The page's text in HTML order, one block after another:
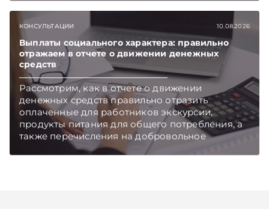
прежнему соответствует трем месяцам
импорта товаров и услуг, что отвечает
международному критерию достаточности
резервов, сообщает Евразийский банк
развития (ЕАБР) в своем еженедельном
макроэкономическом обзоре.
КОНСУЛЬТАЦИИ 10.08.2026
Выплаты социального характера: правильно
отражаем в отчете о движении денежных
средств
Рассмотрим, как в отчете о движении
денежных средств правильно отразить
оплаченные для работников экскурсии,
продукты питания для общего потребления, а
также перечисления на добровольное
медицинское страхование.